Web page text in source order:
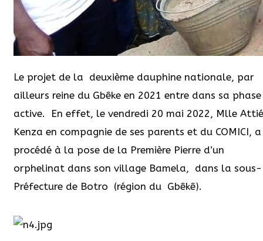
Le projet de la deuxième dauphine nationale, par
ailleurs reine du Gbêke en 2021 entre dans sa phase
active.
En effet, le vendredi 20 mai 2022, Mlle Attié
Kenza en compagnie de ses parents et du COMICI, a
procédé à la pose de la Première Pierre d’un
orphelinat dans son village Bamela, dans la sous-
Préfecture de Botro (région du Gbêkê).